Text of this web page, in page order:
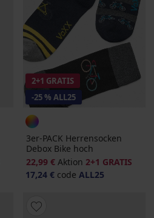
2+1 GRATIS
-25 % ALL25
3er-PACK Herrensocken
Debox Bike hoch
22,99 € Aktion 2+1 GRATIS
17,24 € code ALL25